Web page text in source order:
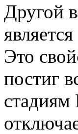
Другой
Это
постиг